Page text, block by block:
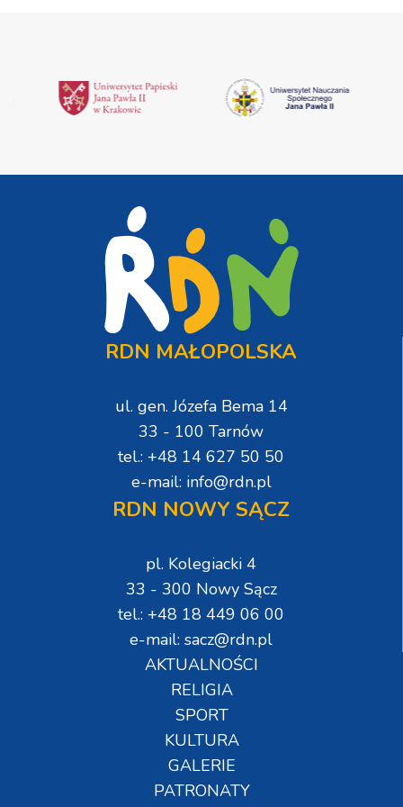
RDN MAŁOPOLSKA
ul. gen. Józefa Bema 14
33 - 100 Tarnów
tel.: +48 14 627 50 50
e-mail: info@rdn.pl
RDN NOWY SĄCZ
pl. Kolegiacki 4
33 - 300 Nowy Sącz
tel.: +48 18 449 06 00
e-mail: sacz@rdn.pl
AKTUALNOŚCI
RELIGIA
SPORT
KULTURA
GALERIE
PATRONATY